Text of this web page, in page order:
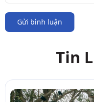
Gửi bình luận
Tin